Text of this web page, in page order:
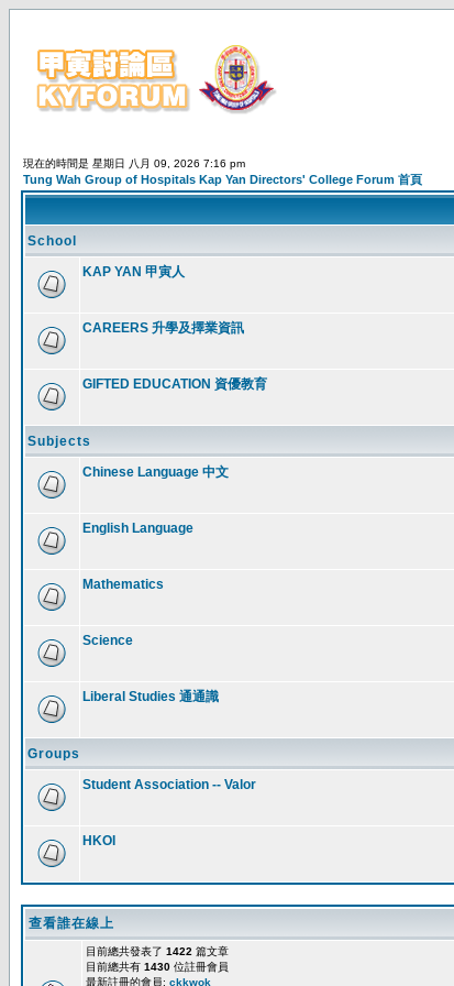
現在的時間是 星期日 八月 09, 2026 7:16 pm
Tung Wah Group of Hospitals Kap Yan Directors' College Forum 首頁
School
KAP YAN 甲寅人
CAREERS 升學及擇業資訊
GIFTED EDUCATION 資優教育
Subjects
Chinese Language 中文
English Language
Mathematics
Science
Liberal Studies 通通識
Groups
Student Association -- Valor
HKOI
查看誰在線上
目前總共發表了 1422 篇文章
目前總共有 1430 位註冊會員
最新註冊的會員: ckkwok